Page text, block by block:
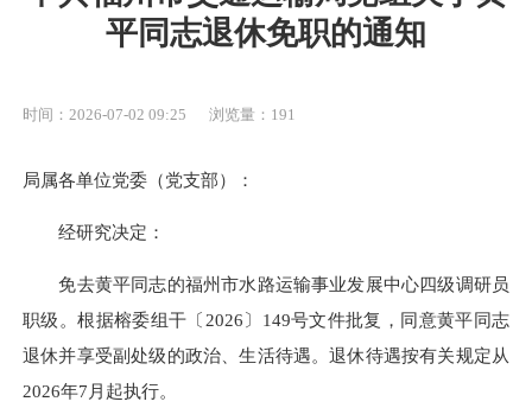
平同志退休免职的通知
时间：2026-07-02 09:25 浏览量：191
局属各单位党委（党支部）：
经研究决定：
免去黄平同志的福州市水路运输事业发展中心四级调研员
职级。根据榕委组干〔2026〕149号文件批复，同意黄平同志
退休并享受副处级的政治、生活待遇。退休待遇按有关规定从
2026年7月起执行。